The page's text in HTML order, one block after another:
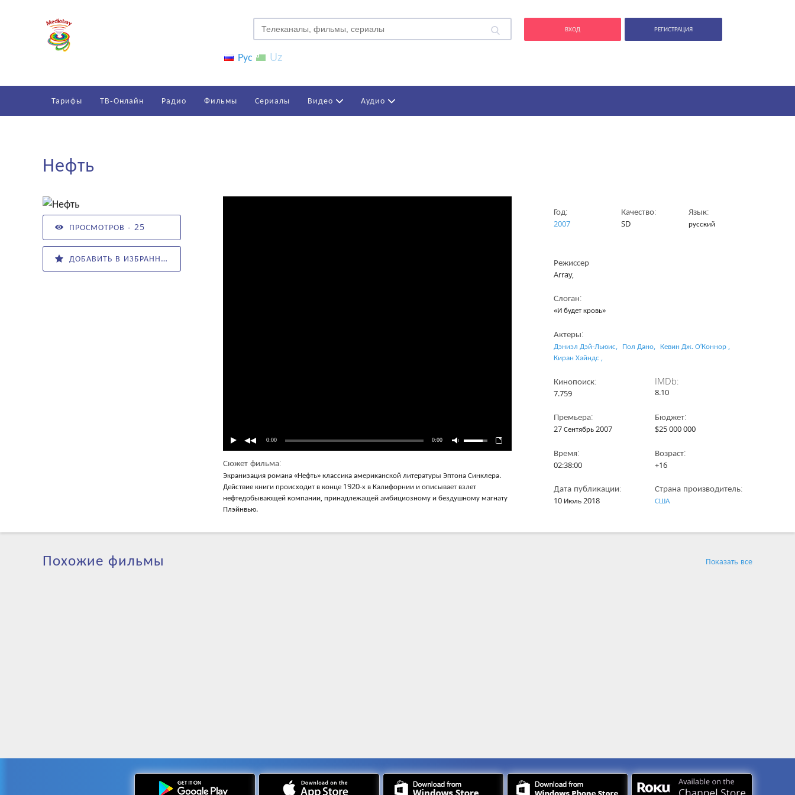
ВХОД РЕГИСТРАЦИЯ
Рус Uz
Тарифы ТВ-Онлайн Радио Фильмы Сериалы Видео Аудио
Нефть
ПРОСМОТРОВ - 25
ДОБАВИТЬ В ИЗБРАННОЕ
0:00 0:00
Сюжет фильма:
Экранизация романа «Нефть» классика американской литературы Эптона Синклера.
Действие книги происходит в конце 1920-х в Калифорнии и описывает взлет
нефтедобывающей компании, принадлежащей амбициозному и бездушному магнату
Плэйнвью.
Год:
2007
Качество:
SD
Язык:
русский
Режиссер
Array,
Слоган:
«И будет кровь»
Актеры:
Дэниэл Дэй-Льюис, Пол Дано, Кевин Дж. О’Коннор ,
Киран Хайндс ,
Кинопоиск:
7.759
IMDb:
8.10
Премьера:
27 Сентябрь 2007
Бюджет:
$25 000 000
Время:
02:38:00
Возраст:
+16
Дата публикации:
10 Июль 2018
Страна производитель:
США
Похожие фильмы Показать все